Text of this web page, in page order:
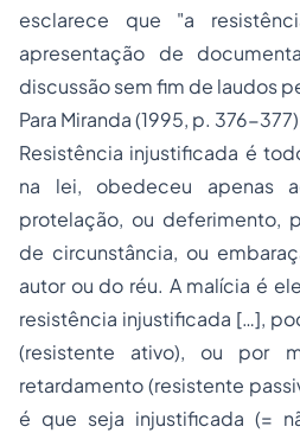
esclarece que "a
apresentação de
discussão sem fim de laudos
Para Miranda (1995, p. 376-
Resistência injustificada é
na lei, obedeceu apenas
protelação, ou deferimento,
de circunstância, ou
autor ou do réu. A malícia é
resistência injustificada […],
(resistente ativo), ou por
retardamento (resistente
é que seja injustificada (=